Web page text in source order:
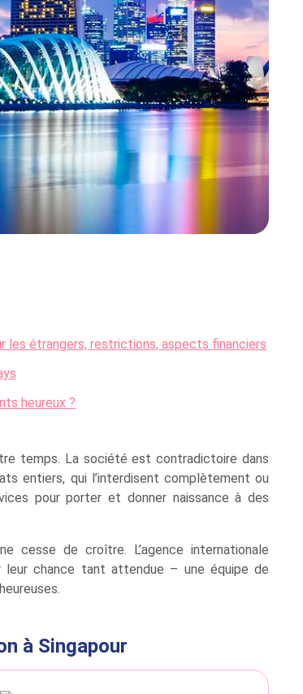
les étrangers, restrictions, aspects financiers
heureux ?
temps. La société est contradictoire dans
entiers, qui l’interdisent complètement ou
pour porter et donner naissance à des
cesse de croître. L’agence internationale
chance tant attendue – une équipe de
à Singapour